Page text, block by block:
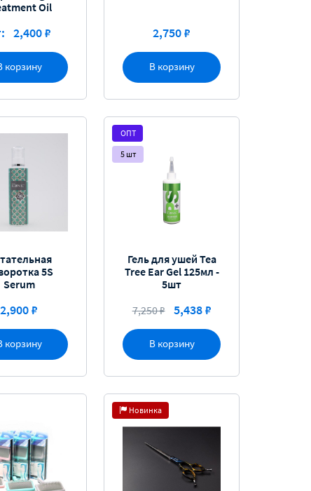
корзину
Oil
2,400 ₽
В корзину
2,750 ₽
корзину
5S
Serum
2,900 ₽
ОПТ
5 шт
В корзину
Гель для ушей Tea
Tree Ear Gel 125мл -
5шт
7,250 ₽
5,438 ₽
Новинка